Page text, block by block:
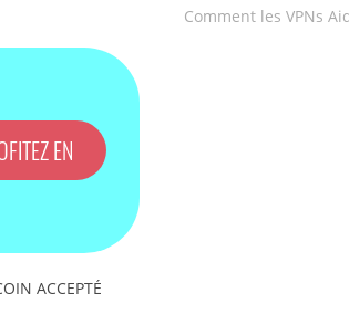
EN
ACCEPTÉ
Comment les VPNs